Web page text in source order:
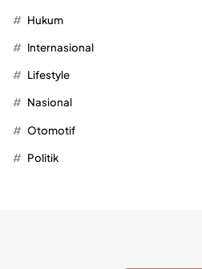
Hukum
Internasional
Lifestyle
Nasional
Otomotif
Politik